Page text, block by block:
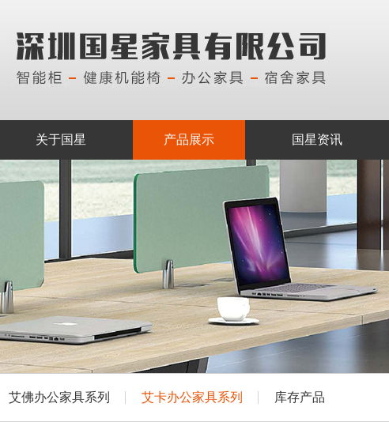
关于国星 产品展示 国星资讯
艾佛办公家具系列 艾卡办公家具系列 库存产品